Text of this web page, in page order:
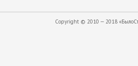
Copyright © 2010 — 2018